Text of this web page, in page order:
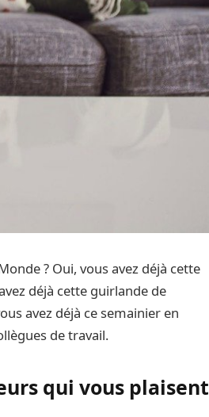
? Oui, vous avez déjà cette
déjà cette guirlande de
avez déjà ce semainier en
de travail.
qui vous plaisent